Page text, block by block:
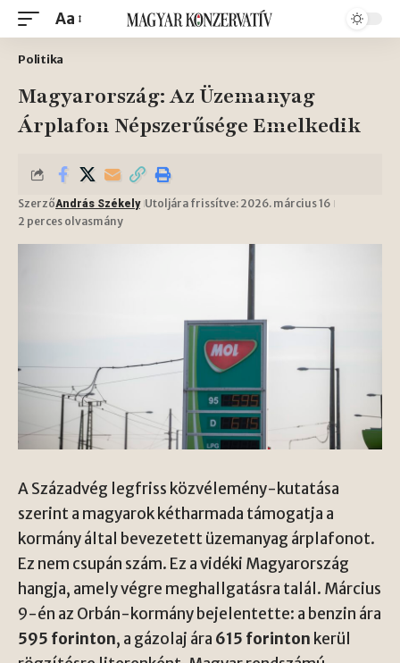
Aa
Politika
Magyarország: Az Üzemanyag
Árplafon Népszerűsége Emelkedik
SzerzőAndrás Székely Utoljára frissítve: 2026. március 16
2 perces olvasmány
A Századvég legfriss közvélemény-kutatása
szerint a magyarok kétharmada támogatja a
kormány által bevezetett üzemanyag árplafonot.
Ez nem csupán szám. Ez a vidéki Magyarország
hangja, amely végre meghallgatásra talál. Március
9-én az Orbán-kormány bejelentette: a benzin ára
595 forinton, a gázolaj ára 615 forinton kerül